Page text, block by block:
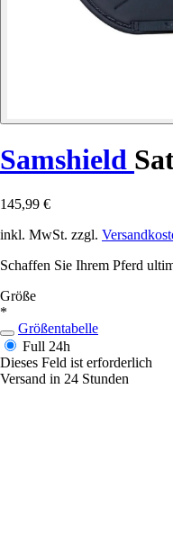
Samshield
145,99 €
inkl. MwSt. zzgl.
Schaffen Sie Ihrem Pferd
Größe
*
Größentabelle
Full 24h
Dieses Feld ist erforderlich
Versand in 24 Stunden